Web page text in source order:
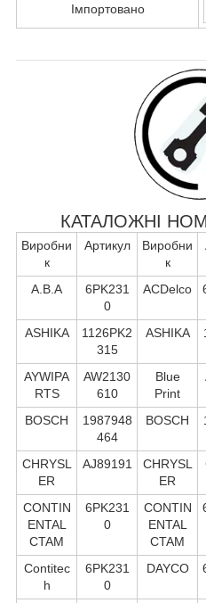
Імпортовано
КАТАЛОЖНІ
Виробни
к
Артикул
Виробни
к
A.B.A
6PK231
0
ACDelco
ASHIKA
1126PK2
315
ASHIKA
AYWIPA
RTS
AW2130
610
Blue
Print
BOSCH
1987948
464
BOSCH
CHRYSL
ER
AJ89191
CHRYSL
ER
CONTIN
ENTAL
CTAM
6PK231
0
CONTIN
ENTAL
CTAM
Contitec
h
6PK231
0
DAYCO